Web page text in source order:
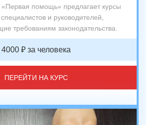
помощь» предлагает курсы
и руководителей,
требованиям законодательства.
4000 ₽ за человека
ПЕРЕЙТИ НА КУРС